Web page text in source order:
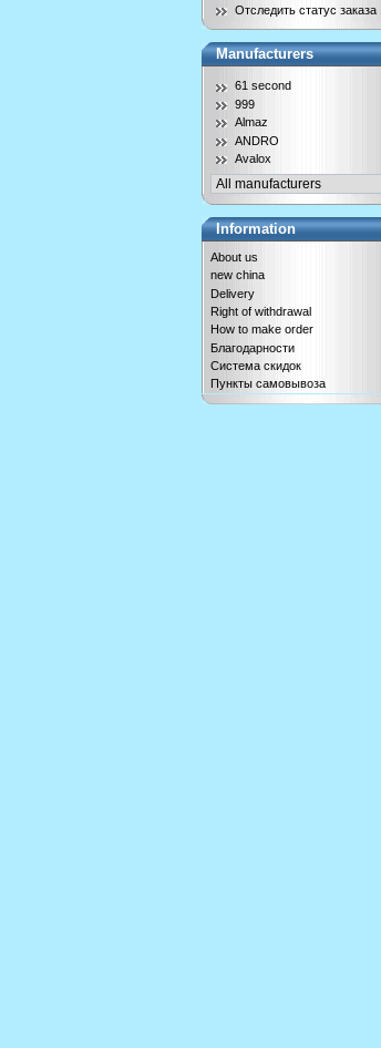
Отследить статус заказа
Manufacturers
61 second
999
Almaz
ANDRO
Avalox
Information
About us
new china
Delivery
Right of withdrawal
How to make order
Благодарности
Система скидок
Пункты самовывоза